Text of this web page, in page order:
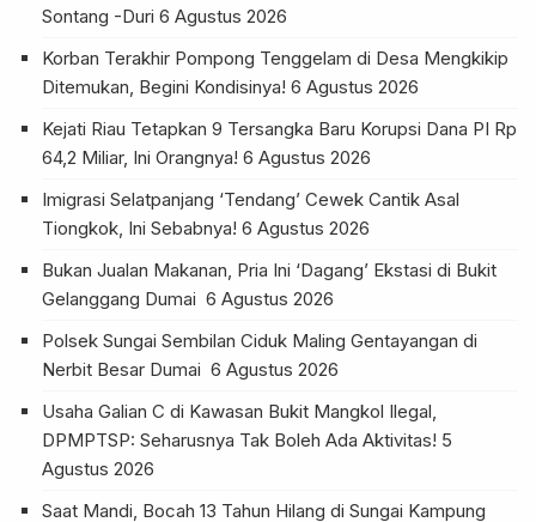
Sontang -Duri 6 Agustus 2026
Korban Terakhir Pompong Tenggelam di Desa Mengkikip
Ditemukan, Begini Kondisinya! 6 Agustus 2026
Kejati Riau Tetapkan 9 Tersangka Baru Korupsi Dana PI Rp
64,2 Miliar, Ini Orangnya! 6 Agustus 2026
Imigrasi Selatpanjang ‘Tendang’ Cewek Cantik Asal
Tiongkok, Ini Sebabnya! 6 Agustus 2026
Bukan Jualan Makanan, Pria Ini ‘Dagang’ Ekstasi di Bukit
Gelanggang Dumai 6 Agustus 2026
Polsek Sungai Sembilan Ciduk Maling Gentayangan di
Nerbit Besar Dumai 6 Agustus 2026
Usaha Galian C di Kawasan Bukit Mangkol Ilegal,
DPMPTSP: Seharusnya Tak Boleh Ada Aktivitas! 5
Agustus 2026
Saat Mandi, Bocah 13 Tahun Hilang di Sungai Kampung